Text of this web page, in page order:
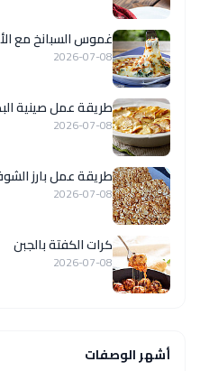
غموس السبانخ مع
2026-07-08
طريقة عمل صينية
2026-07-08
طريقة عمل بارز
2026-07-08
كرات الكفتة بالجبن
2026-07-08
أشهر الوصفات